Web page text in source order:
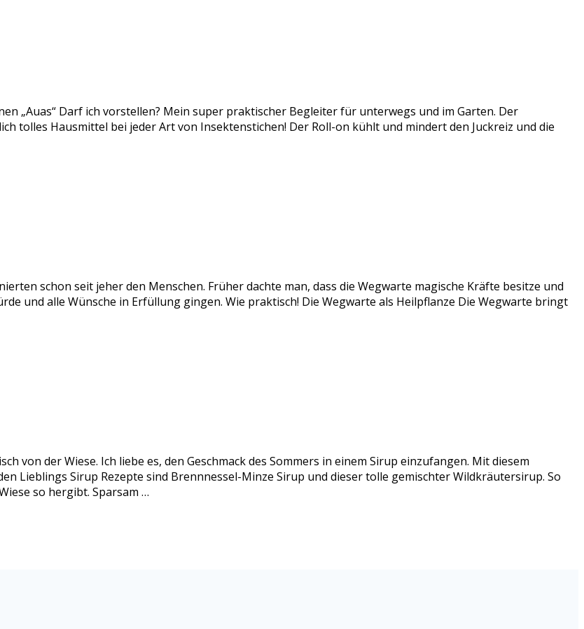
„Auas“ Darf ich vorstellen? Mein super praktischer Begleiter für unterwegs und im Garten. Der
tolles Hausmittel bei jeder Art von Insektenstichen! Der Roll-on kühlt und mindert den Juckreiz und die
schon seit jeher den Menschen. Früher dachte man, dass die Wegwarte magische Kräfte besitze und
und alle Wünsche in Erfüllung gingen. Wie praktisch! Die Wegwarte als Heilpflanze Die Wegwarte bringt
von der Wiese. Ich liebe es, den Geschmack des Sommers in einem Sirup einzufangen. Mit diesem
Lieblings Sirup Rezepte sind Brennnessel-Minze Sirup und dieser tolle gemischter Wildkräutersirup. So
so hergibt. Sparsam …